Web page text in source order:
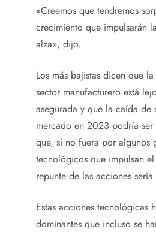
«Creemos que tendremos
crecimiento que impulsarán
alza», dijo.
Los más bajistas dicen que
sector manufacturero está
asegurada y que la caída de
mercado en 2023 podría
que, si no fuera por algunos
tecnológicos que impulsan
repunte de las acciones
Estas acciones tecnológicas
dominantes que incluso se